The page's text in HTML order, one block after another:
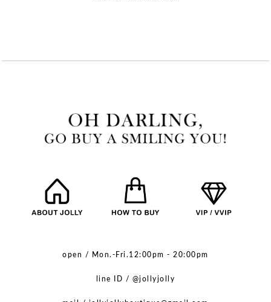
open / Mon.-Fri.12:00pm - 20:00pm
line ID / @jollyjolly